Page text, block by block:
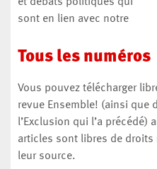
sont en lien avec notre
Tous les numéros
Vous pouvez télécharger
revue Ensemble! (ainsi que
l’Exclusion qui l’a précédé)
articles sont libres de
leur source.